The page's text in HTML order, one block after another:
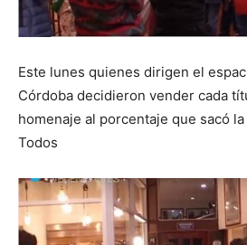
Este lunes quienes dirigen el
Córdoba decidieron vender cada
homenaje al porcentaje que sacó
Todos